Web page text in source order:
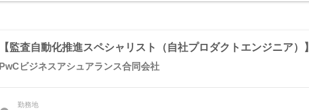
【監査自動化推進スペシャリスト（自社プロダクトエンジニア）】
PwCビジネスアシュアランス合同会社
勤務地